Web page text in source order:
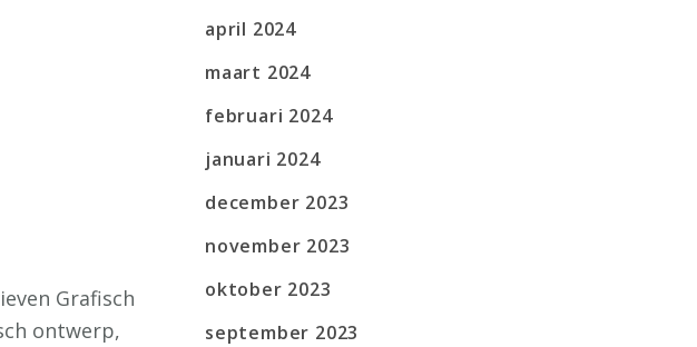
Grafisch
ontwerp,
april 2024
maart 2024
februari 2024
januari 2024
december 2023
november 2023
oktober 2023
september 2023